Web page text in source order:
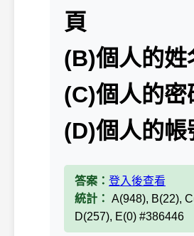
頁
(B)個人的姓
(C)個人的密
(D)個人的帳
答案： 登入後查看
統計： A(948), B(22),
D(257), E(0) #386446